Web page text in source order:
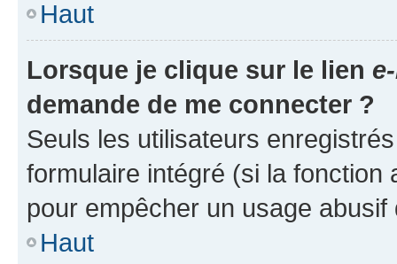
Haut
Lorsque je clique sur le lien
demande de me connecter ?
Seuls les utilisateurs
formulaire intégré (si la fonction
pour empêcher un usage
Haut